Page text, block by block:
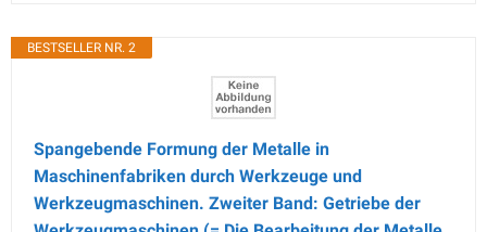
BESTSELLER NR. 2
Spangebende Formung der Metalle in
Maschinenfabriken durch Werkzeuge und
Werkzeugmaschinen. Zweiter Band: Getriebe der